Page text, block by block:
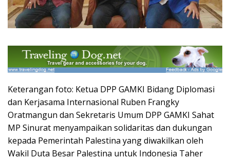
Keterangan foto: Ketua DPP GAMKI Bidang Diplomasi
dan Kerjasama Internasional Ruben Frangky
Oratmangun dan Sekretaris Umum DPP GAMKI Sahat
MP Sinurat menyampaikan solidaritas dan dukungan
kepada Pemerintah Palestina yang diwakilkan oleh
Wakil Duta Besar Palestina untuk Indonesia Taher